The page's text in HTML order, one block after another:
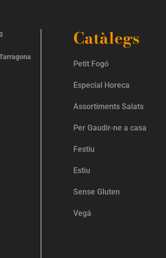
Catàlegs
Petit Fogó
Especial Horeca
Assortiments Salats
Per Gaudir-ne a casa
Festiu
Estiu
Sense Gluten
Vegá